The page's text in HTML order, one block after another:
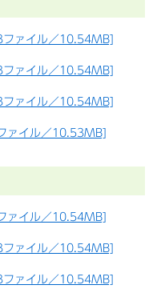
ァイル／10.54MB]
ァイル／10.54MB]
ァイル／10.54MB]
ァイル／10.53MB]
ァイル／10.54MB]
ァイル／10.54MB]
ァイル／10.54MB]